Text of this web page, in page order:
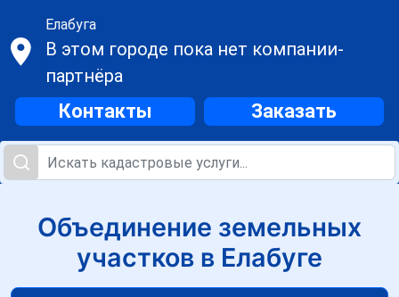
Елабуга
В этом городе пока нет компании-
партнёра
Контакты Заказать
Объединение земельных
участков в Елабуге